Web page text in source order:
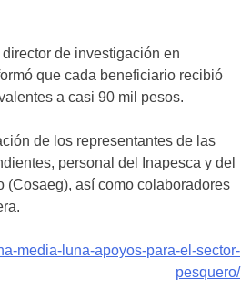
de investigación en
que cada beneficiario recibió
a casi 90 mil pesos.
de los representantes de las
personal del Inapesca y del
(Cosaeg), así como colaboradores
media-luna-apoyos-para-el-sector-
pesquero/